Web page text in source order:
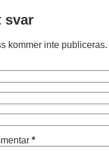
svar
kommer inte publiceras.
*